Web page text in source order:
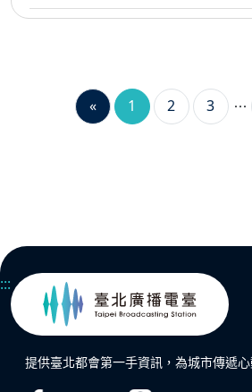
« 1 2 3
:::
提供臺北都會第一手資訊，為城市傳遞心